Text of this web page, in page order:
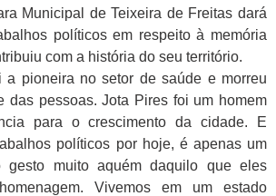
Municipal de Teixeira de Freitas dará
políticos em respeito à memória
com a história do seu território.
a pioneira no setor de saúde e morreu
das pessoas. Jota Pires foi um homem
para o crescimento da cidade. E
políticos por hoje, é apenas um
gesto muito aquém daquilo que eles
Vivemos em um estado